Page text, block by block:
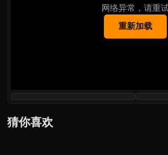
网络异常，请重
重新加载
猜你喜欢